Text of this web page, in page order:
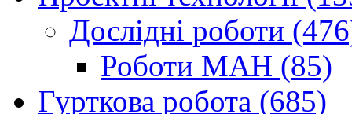
Дослідні роботи
Роботи МАН (85)
Гурткова робота (685)